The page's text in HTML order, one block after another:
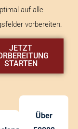
auf alle
vorbereiten.
JETZT
STARTEN
Über